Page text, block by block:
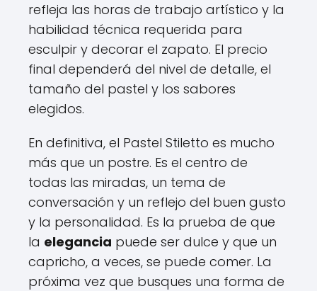
refleja las horas de trabajo artístico y la
habilidad técnica requerida para
esculpir y decorar el zapato. El precio
final dependerá del nivel de detalle, el
tamaño del pastel y los sabores
elegidos.
En definitiva, el Pastel Stiletto es mucho
más que un postre. Es el centro de
todas las miradas, un tema de
conversación y un reflejo del buen gusto
y la personalidad. Es la prueba de que
la elegancia puede ser dulce y que un
capricho, a veces, se puede comer. La
próxima vez que busques una forma de